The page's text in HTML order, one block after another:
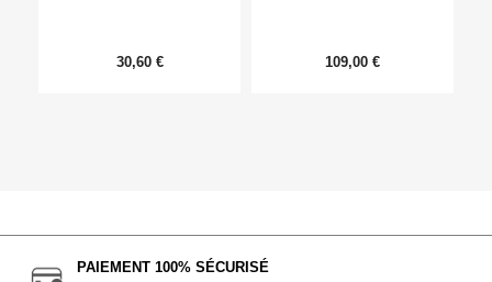
30,60 € 109,00 €
PAIEMENT 100% SÉCURISÉ